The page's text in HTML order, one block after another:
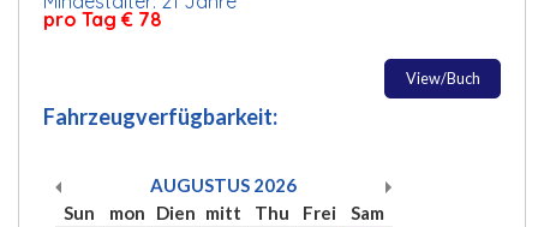
pro Tag € 78
View/Buch
Fahrzeugverfügbarkeit:
AUGUSTUS 2026
Sun
mon Dien mitt Thu Frei
Sam